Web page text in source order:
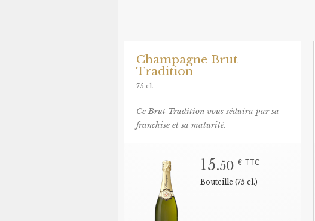
Champagne Brut
Tradition
75 cl.
Ce Brut Tradition vous séduira par sa
franchise et sa maturité.
15.50 € TTC
Bouteille (75 cl.)